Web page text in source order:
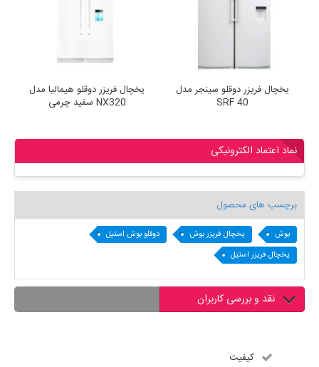
یخچال فریزر دوقلو هیمالیا مدل
NX320 سفید چرمی
یخچال فریزر دوقلو سینجر مدل
SRF 40
نماد اعتماد الکترونیکی
برچسب های محصول
بوش یخچال فریزر بوش
دوقلو بوش استیل
یخچال فریزر استیل
نقد و بررسی کاربران
کیفیت